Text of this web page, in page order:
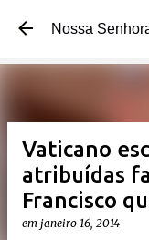
Pular
Nossa
Vaticano
atribuídas
Francisco
em janeiro 16, 2014